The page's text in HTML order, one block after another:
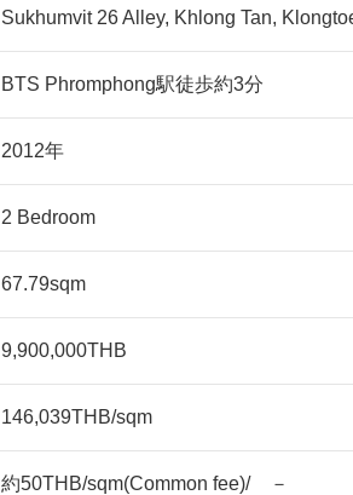
Sukhumvit 26 Alley, Khlong Tan,
BTS Phromphong駅徒歩約3分
2012年
2 Bedroom
67.79sqm
9,900,000THB
146,039THB/sqm
約50THB/sqm(Common fee)/ －